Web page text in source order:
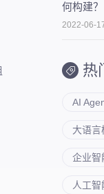
何构建？
2022-06-
热
AI
大语言
企业智
人工智